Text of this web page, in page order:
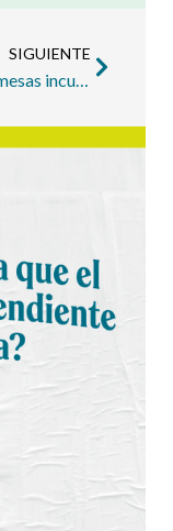
SIGUIENTE
Las promesas incumplidas y el futuro incierto de Parques del Río Norte